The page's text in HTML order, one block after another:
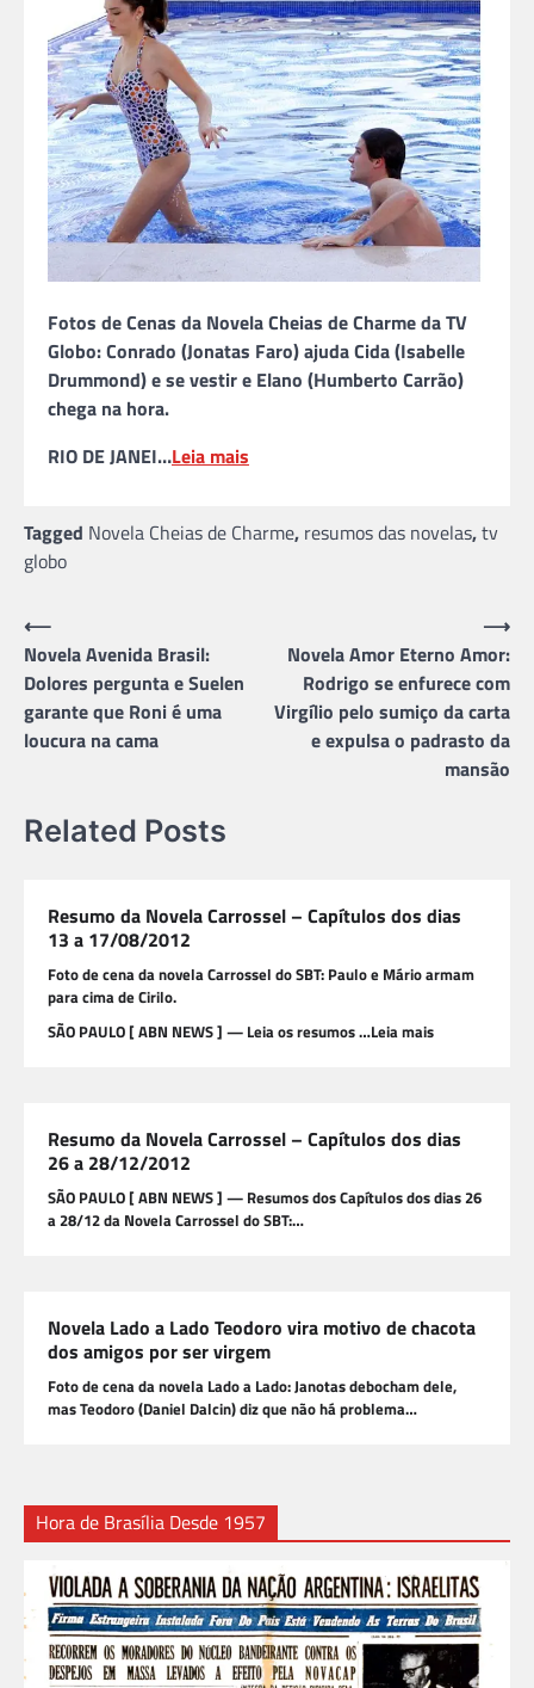
Fotos de Cenas da Novela Cheias de Charme da TV
Globo: Conrado (Jonatas Faro) ajuda Cida (Isabelle
Drummond) e se vestir e Elano (Humberto Carrão)
chega na hora.
RIO DE JANEI…Leia mais
Tagged Novela Cheias de Charme, resumos das novelas,tv
globo
Navegação
de
Post
⟵
Novela Avenida Brasil:
Dolores pergunta e Suelen
garante que Roni é uma
loucura na cama
Novela Amor Eterno Amor:
Rodrigo se enfurece com
Virgílio pelo sumiço da carta
e expulsa o padrasto da
mansão
⟶
Related Posts
Resumo da Novela Carrossel – Capítulos dos dias
13 a 17/08/2012
Foto de cena da novela Carrossel do SBT: Paulo e Mário armam
para cima de Cirilo.
SÃO PAULO [ ABN NEWS ] — Leia os resumos …Leia mais
Resumo da Novela Carrossel – Capítulos dos dias
26 a 28/12/2012
SÃO PAULO [ ABN NEWS ] — Resumos dos Capítulos dos dias 26
a 28/12 da Novela Carrossel do SBT:…
Novela Lado a Lado Teodoro vira motivo de chacota
dos amigos por ser virgem
Foto de cena da novela Lado a Lado: Janotas debocham dele,
mas Teodoro (Daniel Dalcin) diz que não há problema…
Hora de Brasília Desde 1957